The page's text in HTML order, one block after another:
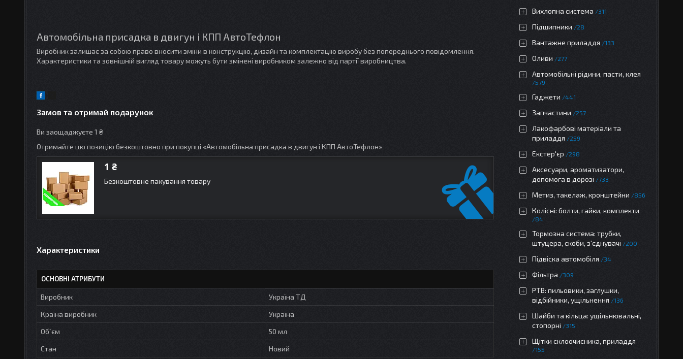
Автомобільна присадка в двигун і КПП АвтоТефлон
Виробник залишає за собою право вносити зміни в конструкцію, дизайн та комплектацію виробу без попереднього повідомлення.
Характеристики та зовнішній вигляд товару можуть бути змінені виробником залежно від партії виробництва.
Замов та отримай подарунок
Ви заощаджуєте 1 ₴
Отримайте цю позицію безкоштовно при покупці «Автомобільна присадка в двигун і КПП АвтоТефлон»
1 ₴
Безкоштовне пакування товару
Характеристики
ОСНОВНІ АТРИБУТИ
Виробник
Україна ТД
Країна виробник
Україна
Об`єм
50 мл
Стан
Новий
Вихлопна система 311
Підшипники 28
Вантажне приладдя 133
Оливи 277
Автомобільні рідини, пасти, клея
579
Гаджети 441
Запчастини 257
Лакофарбові матеріали та
приладдя
259
Екстер'єр 298
Аксесуари, ароматизатори,
допомога в дорозі
733
Метиз, такелаж, кронштейни 856
Колісні: болти, гайки, комплекти
84
Тормозна система: трубки,
штуцера, скоби, з'єднувачі
200
Підвіска автомобіля 34
Фільтра 309
РТВ: пильовики, заглушки,
відбійники, ущільнення
136
Шайби та кільца: ущільнювальні,
стопорні
315
Щітки склоочисника, приладдя
155